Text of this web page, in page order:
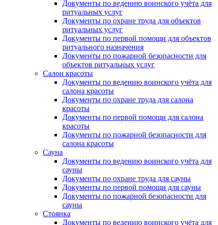
Документы по ведению воинского учёта для
ритуальных услуг
Документы по охране труда для объектов
ритуальных услуг
Документы по первой помощи для объектов
ритуального назначения
Документы по пожарной безопасности для
объектов ритуальных услуг
Салон красоты
Документы по ведению воинского учёта для
салона красоты
Документы по охране труда для салона
красоты
Документы по первой помощи для салона
красоты
Документы по пожарной безопасности для
салона красоты
Сауна
Документы по ведению воинского учёта для
сауны
Документы по охране труда для сауны
Документы по первой помощи для сауны
Документы по пожарной безопасности для
сауны
Стоянка
Документы по ведению воинского учёта для